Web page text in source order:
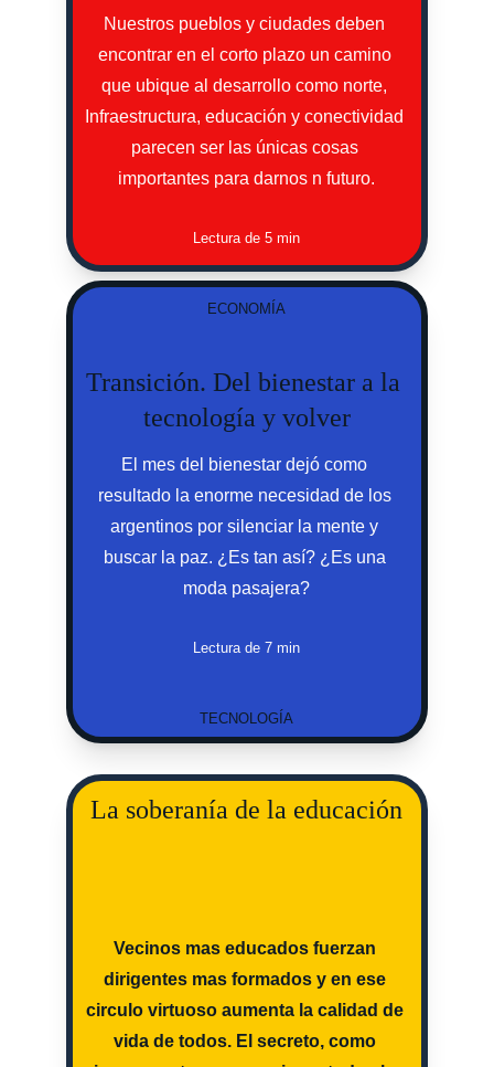
ECONOMÍA
TECNOLOGÍA
Transición. Del bienestar a la
tecnología y volver
La soberanía de la educación
Nuestros pueblos y ciudades deben
encontrar en el corto plazo un camino
que ubique al desarrollo como norte,
Infraestructura, educación y conectividad
parecen ser las únicas cosas
importantes para darnos n futuro.
El mes del bienestar dejó como
resultado la enorme necesidad de los
argentinos por silenciar la mente y
buscar la paz. ¿Es tan así? ¿Es una
moda pasajera?
Vecinos mas educados fuerzan
dirigentes mas formados y en ese
circulo virtuoso aumenta la calidad de
vida de todos. El secreto, como
Lectura de 5 min
Lectura de 7 min